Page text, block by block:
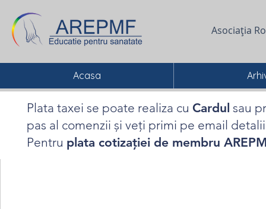
Asociația
Acasa
Plata taxei se poate realiza cu Cardul sau
pas al comenzii și veți primi pe email
Pentru plata cotizației de membru